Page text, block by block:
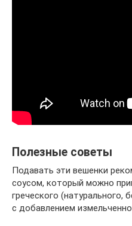
Полезные советы
Подавать эти вешенки
соусом, который можно
греческого (натурального,
с добавлением